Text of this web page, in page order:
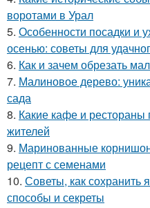
воротами в Урал
5. Особенности посадки и
осенью: советы для
6. Как и зачем обрезать
7. Малиновое дерево:
сада
8. Какие кафе и
жителей
9. Маринованные
рецепт с семенами
10. Советы, как сохранить
способы и секреты